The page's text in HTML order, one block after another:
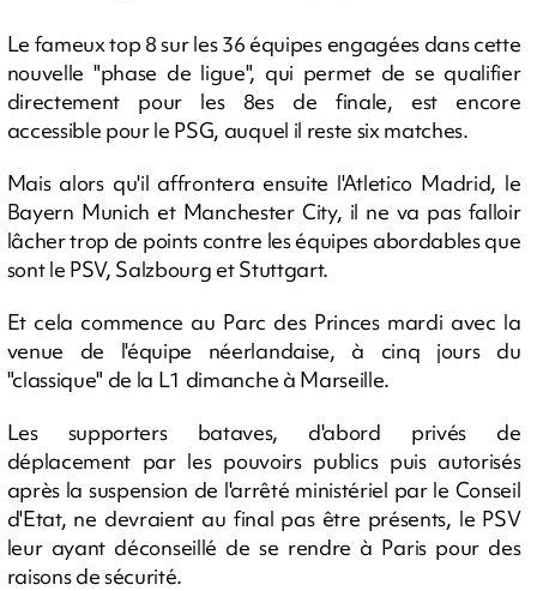
Le fameux top 8 sur les 36 équipes engagées dans cette
nouvelle "phase de ligue", qui permet de se qualifier
directement pour les 8es de finale, est encore
accessible pour le PSG, auquel il reste six matches.
Mais alors qu'il affrontera ensuite l'Atletico Madrid, le
Bayern Munich et Manchester City, il ne va pas falloir
lâcher trop de points contre les équipes abordables que
sont le PSV, Salzbourg et Stuttgart.
Et cela commence au Parc des Princes mardi avec la
venue de l'équipe néerlandaise, à cinq jours du
"classique" de la L1 dimanche à Marseille.
Les supporters bataves, d'abord privés de
déplacement par les pouvoirs publics puis autorisés
après la suspension de l'arrêté ministériel par le Conseil
d'Etat, ne devraient au final pas être présents, le PSV
leur ayant déconseillé de se rendre à Paris pour des
raisons de sécurité.